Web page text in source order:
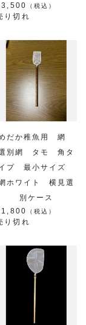
（税込）
り切れ
だか稚魚用 網
別網 タモ 角タ
プ 最小サイズ
ホワイト 横見選
別ケース
（税込）
り切れ